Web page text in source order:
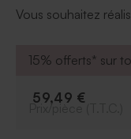
Vous souhaitez
préparer des petits
personnalisation
15% offerts* sur
59,49 €